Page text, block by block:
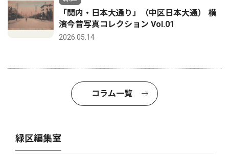
「関内・日本大通り」（中区日本大通） 横
濱今昔写真コレクション Vol.01
2026.05.14
コラム一覧
緑区編集室